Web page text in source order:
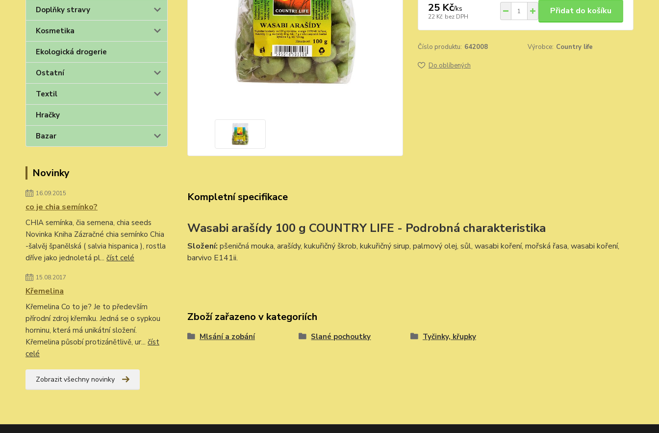
Doplňky stravy
Kosmetika
Ekologická drogerie
Ostatní
Textil
Hračky
Bazar
Novinky
16.09.2015
co je chia semínko?
CHIA semínka, čia semena, chia seeds
Novinka Kniha Zázračné chia semínko Chia
-šalvěj španělská ( salvia hispanica ), rostla
dříve jako jednoletá pl... číst celé
15.08.2017
Křemelina
Křemelina Co to je? Je to především
přírodní zdroj křemíku. Jedná se o sypkou
horninu, která má unikátní složení.
Křemelina působí protizánětlivě, ur... číst
celé
Zobrazit všechny novinky
25 Kč/ks
22 Kč bez DPH
Přidat do košíku
Číslo produktu: 642008 Výrobce: Country life
Do oblíbených
Kompletní specifikace
Wasabi arašídy 100 g COUNTRY LIFE - Podrobná charakteristika
Složení: pšeničná mouka, arašídy, kukuřičný škrob, kukuřičný sirup, palmový olej, sůl, wasabi koření, mořská řasa, wasabi koření,
barvivo E141ii.
Zboží zařazeno v kategoriích
Mlsání a zobání Slané pochoutky Tyčinky, křupky